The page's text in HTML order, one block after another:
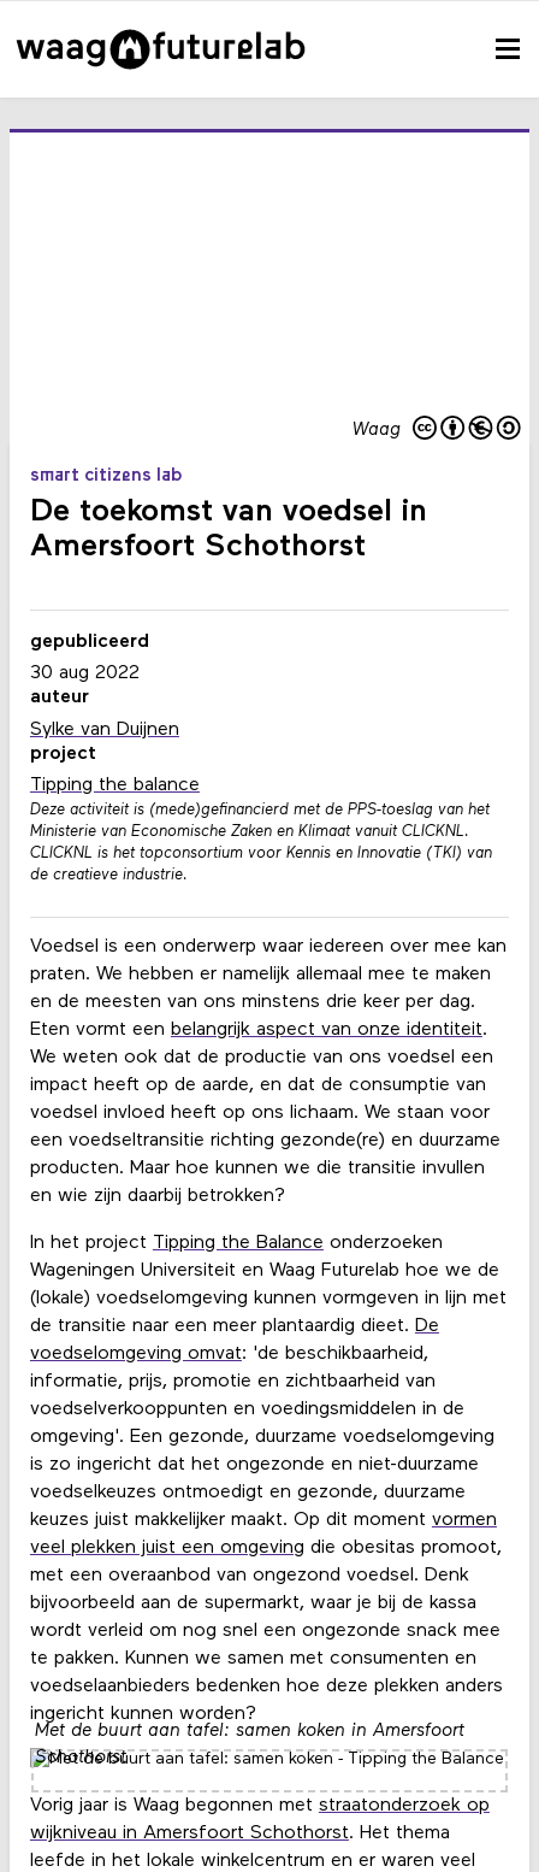
Waag
smart citizens lab
De toekomst van voedsel in
Amersfoort Schothorst
Voedsel is een onderwerp waar iedereen over mee kan
praten. We hebben er namelijk allemaal mee te maken
en de meesten van ons minstens drie keer per dag.
Eten vormt een belangrijk aspect van onze identiteit.
We weten ook dat de productie van ons voedsel een
impact heeft op de aarde, en dat de consumptie van
voedsel invloed heeft op ons lichaam. We staan voor
een voedseltransitie richting gezonde(re) en duurzame
producten. Maar hoe kunnen we die transitie invullen
en wie zijn daarbij betrokken?
In het project Tipping the Balance onderzoeken
Wageningen Universiteit en Waag Futurelab hoe we de
(lokale) voedselomgeving kunnen vormgeven in lijn met
de transitie naar een meer plantaardig dieet. De
voedselomgeving omvat: 'de beschikbaarheid,
informatie, prijs, promotie en zichtbaarheid van
voedselverkooppunten en voedingsmiddelen in de
omgeving'. Een gezonde, duurzame voedselomgeving
is zo ingericht dat het ongezonde en niet-duurzame
voedselkeuzes ontmoedigt en gezonde, duurzame
keuzes juist makkelijker maakt. Op dit moment vormen
veel plekken juist een omgeving die obesitas promoot,
met een overaanbod van ongezond voedsel. Denk
bijvoorbeeld aan de supermarkt, waar je bij de kassa
wordt verleid om nog snel een ongezonde snack mee
te pakken. Kunnen we samen met consumenten en
voedselaanbieders bedenken hoe deze plekken anders
ingericht kunnen worden?
Met de buurt aan tafel: samen koken in Amersfoort
Schothorst
Vorig jaar is Waag begonnen met straatonderzoek op
wijkniveau in Amersfoort Schothorst. Het thema
leefde in het lokale winkelcentrum en er waren veel
gepubliceerd
30 aug 2022
auteur
Sylke van Duijnen
project
Tipping the balance
Deze activiteit is (mede)gefinancierd met de PPS-toeslag van het
Ministerie van Economische Zaken en Klimaat vanuit CLICKNL.
CLICKNL is het topconsortium voor Kennis en Innovatie (TKI) van
de creatieve industrie.